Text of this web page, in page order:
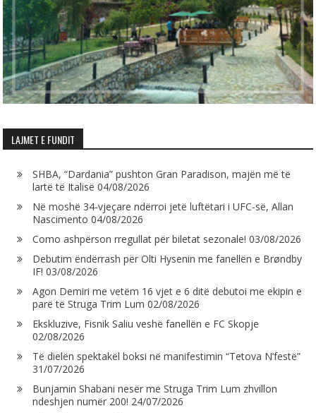
LAJMET E FUNDIT
SHBA, “Dardania” pushton Gran Paradison, majën më të
lartë të Italisë 04/08/2026
Në moshë 34-vjeçare ndërroi jetë luftëtari i UFC-së, Allan
Nascimento 04/08/2026
Como ashpërson rregullat për biletat sezonale! 03/08/2026
Debutim ëndërrash për Olti Hysenin me fanellën e Brøndby
IF! 03/08/2026
Agon Demiri me vetëm 16 vjet e 6 ditë debutoi me ekipin e
parë të Struga Trim Lum 02/08/2026
Ekskluzive, Fisnik Saliu veshë fanellën e FC Skopje
02/08/2026
Të dielën spektakël boksi në manifestimin “Tetova N’festë”
31/07/2026
Bunjamin Shabani nesër me Struga Trim Lum zhvillon
ndeshjen numër 200! 24/07/2026